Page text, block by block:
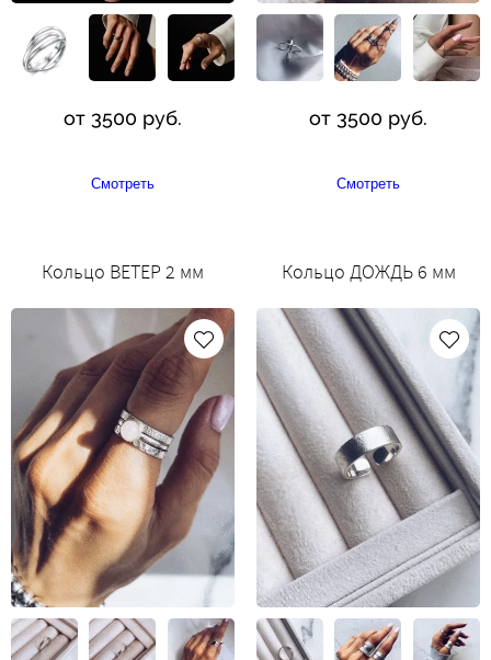
от 3500 руб.
Смотреть
от 3500 руб.
Смотреть
Кольцо ВЕТЕР 2 мм Кольцо ДОЖДЬ 6 мм